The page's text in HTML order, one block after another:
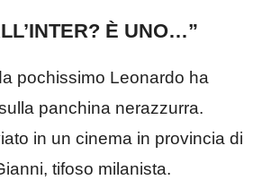
È UNO…”
pochissimo Leonardo ha
panchina nerazzurra.
in un cinema in provincia di
tifoso milanista.